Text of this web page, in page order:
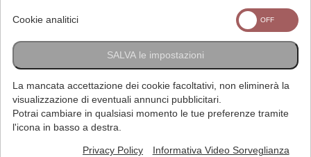
Cookie analitici
SALVA le impostazioni
La mancata accettazione dei cookie facoltativi, non eliminerà la
visualizzazione di eventuali annunci pubblicitari.
Potrai cambiare in qualsiasi momento le tue preferenze tramite
l'icona in basso a destra.
Informativa Video Sorveglianza
Privacy Policy